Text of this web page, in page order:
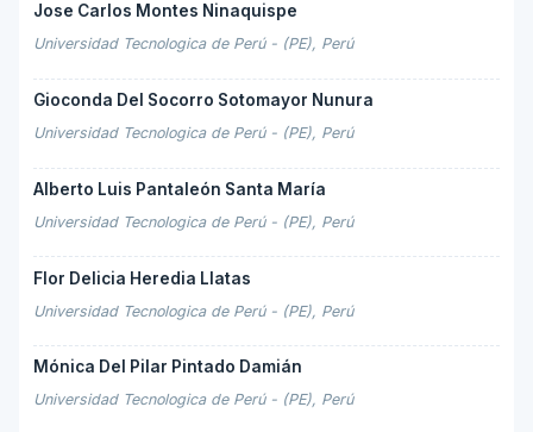
Jose Carlos Montes Ninaquispe
Universidad Tecnologica de Perú - (PE), Perú
Gioconda Del Socorro Sotomayor Nunura
Universidad Tecnologica de Perú - (PE), Perú
Alberto Luis Pantaleón Santa María
Universidad Tecnologica de Perú - (PE), Perú
Flor Delicia Heredia Llatas
Universidad Tecnologica de Perú - (PE), Perú
Mónica Del Pilar Pintado Damián
Universidad Tecnologica de Perú - (PE), Perú